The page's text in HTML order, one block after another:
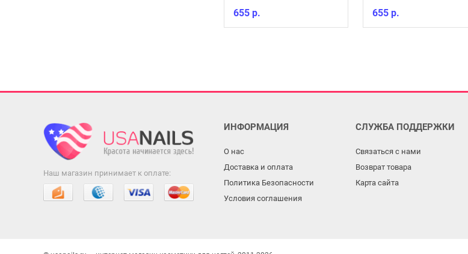
655 р. 655 р.
ИНФОРМАЦИЯ
О нас
Доставка и оплата
Политика Безопасности
Условия соглашения
СЛУЖБА ПОДДЕРЖКИ
Связаться с нами
Возврат товара
Карта сайта
Наш магазин принимает к оплате: